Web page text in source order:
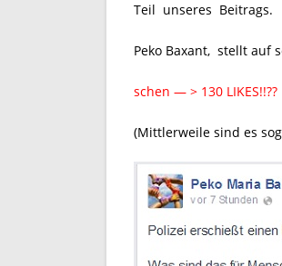
Teil unseres Beitrags.
Peko Baxant, stellt auf
schen — > 130
(Mittlerweile sind es